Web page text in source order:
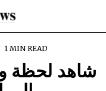
1 MIN READ
شاهد لحظة